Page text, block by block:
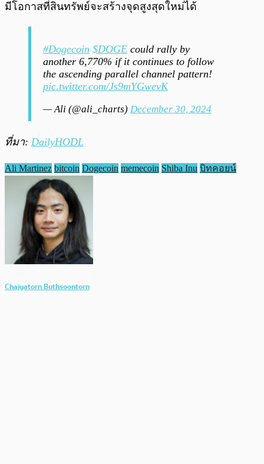
มีโอกาสที่สินทรัพย์จะสร้างจุดสูงสุดใหม่ได้
#Dogecoin $DOGE could rally by
another 6,770% if it continues to follow
the ascending parallel channel pattern!
pic.twitter.com/Js9mYGwevK
— Ali (@ali_charts) December 30, 2024
ที่มา: DailyHODL
Ali Martinez bitcoin Dogecoin memecoin Shiba Inu บิทคอยน์
Chaiyatorn Buthsoontorn